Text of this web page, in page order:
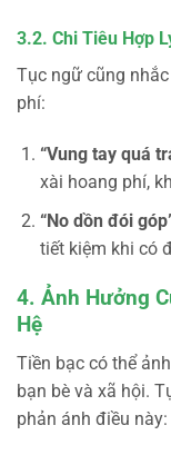
3.2. Chi Tiêu Hợp
Tục ngữ cũng
phí:
“Vung tay quá
xài hoang phí,
“No dồn đói
tiết kiệm khi có
4. Ảnh Hưởng
Hệ
Tiền bạc có thể
bạn bè và xã hội.
phản ánh điều này: